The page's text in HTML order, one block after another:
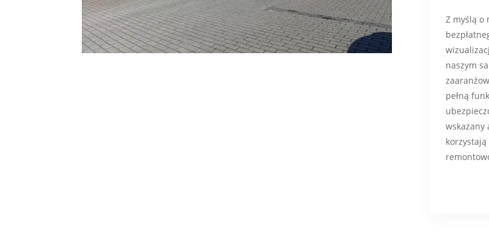
Z myślą o
naszym
pełną
wskazany